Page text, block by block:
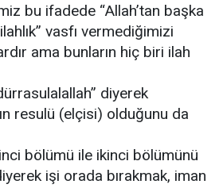
bu ifadede “Allah’tan başka
vasfı vermediğimizi
ama bunların hiç biri ilah
diyerek
resulü (elçisi) olduğunu da
bölümü ile ikinci bölümünü
işi orada bırakmak, iman